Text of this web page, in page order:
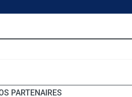
PARTENAIRES